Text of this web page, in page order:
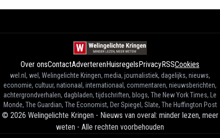
Over onsContactAdverterenHuisregelsPrivacyRSSCookies
wel.nl, wel, Welingelichte Kringen, media, journalistiek, dagelijks, nieuws,
economie, cultuur, nationaal, internationaal, commentaren, nieuwsberichten,
achtergrondverhalen, dagbladen, tijdschriften, blogs, The New York Times, Le
Monde, The Guardian, The Economist, Der Spiegel, Slate, The Huffington Post
© 2026 Welingelichte Kringen - Nieuws van overal: minder lezen, meer
weten - Alle rechten voorbehouden